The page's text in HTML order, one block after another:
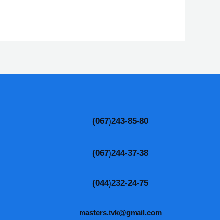
(067)243-85-80
(067)244-37-38
(044)232-24-75
masters.tvk@gmail.com